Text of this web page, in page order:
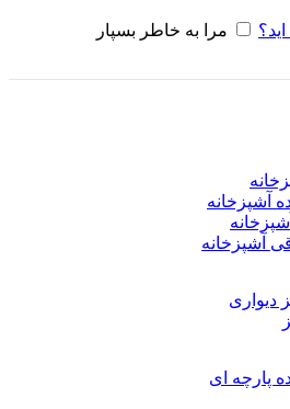
مرا به خاطر بسپار
آشپزخانه
آشپزخانه
دیواری
پارچه ای